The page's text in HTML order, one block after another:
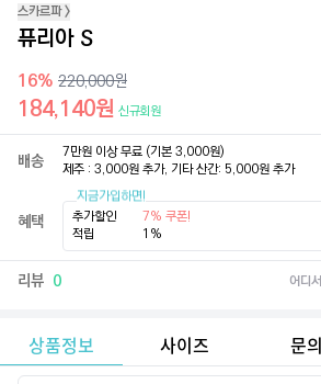
스카르파>
퓨리아 S
16% 220,000원
184,140원 신규회원
배송
7만원 이상 무료 (기본 3,000원)
제주 : 3,000원 추가, 기타 산간: 5,000원 추가
혜택
지금가입하면!
추가할인
7% 쿠폰!
적립
1%
리뷰 0 어디
상품정보 사이즈 문의